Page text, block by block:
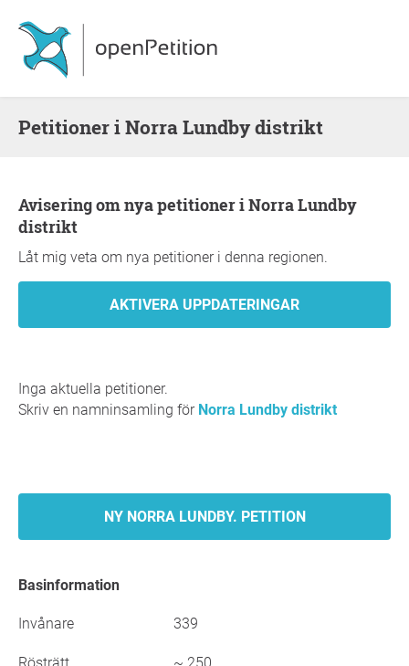
Petitioner i Norra Lundby distrikt
Avisering om nya petitioner i Norra Lundby
distrikt
Låt mig veta om nya petitioner i denna regionen.
Inga aktuella petitioner.
Skriv en namninsamling för Norra Lundby distrikt
NY NORRA LUNDBY. PETITION
Basinformation
Invånare 339